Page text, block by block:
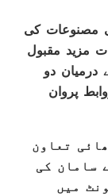
مصنوعات کی
مزید مقبول
دو
پروان
تعاون
سامان کی
میں